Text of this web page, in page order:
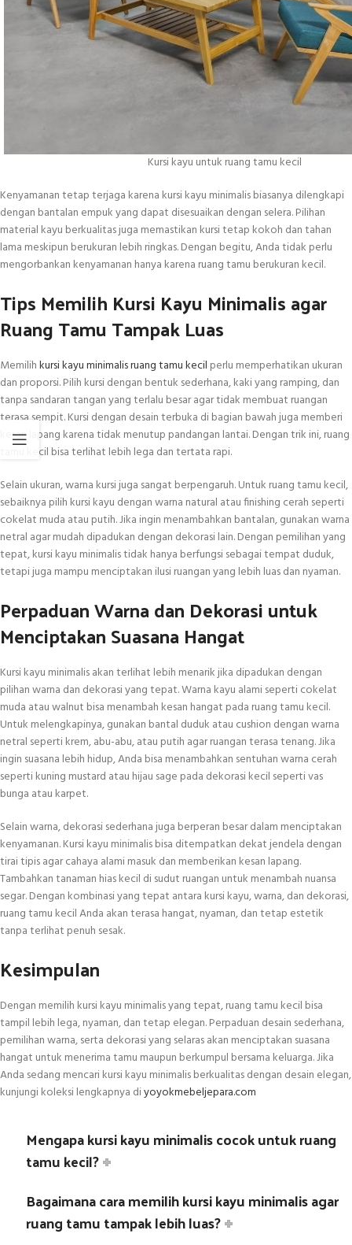
Kursi kayu untuk ruang tamu kecil
Kenyamanan tetap terjaga karena kursi kayu minimalis biasanya dilengkapi
dengan bantalan empuk yang dapat disesuaikan dengan selera. Pilihan
material kayu berkualitas juga memastikan kursi tetap kokoh dan tahan
lama meskipun berukuran lebih ringkas. Dengan begitu, Anda tidak perlu
mengorbankan kenyamanan hanya karena ruang tamu berukuran kecil.
Tips Memilih Kursi Kayu Minimalis agar
Ruang Tamu Tampak Luas
Memilihkursi kayu minimalis ruang tamu kecil perlu memperhatikan ukuran
dan proporsi. Pilih kursi dengan bentuk sederhana, kaki yang ramping, dan
tanpa sandaran tangan yang terlalu besar agar tidak membuat ruangan
terasa sempit. Kursi dengan desain terbuka di bagian bawah juga memberi
kesan lapang karena tidak menutup pandangan lantai. Dengan trik ini, ruang
tamu kecil bisa terlihat lebih lega dan tertata rapi.
Selain ukuran, warna kursi juga sangat berpengaruh. Untuk ruang tamu kecil,
sebaiknya pilih kursi kayu dengan warna natural atau finishing cerah seperti
cokelat muda atau putih. Jika ingin menambahkan bantalan, gunakan warna
netral agar mudah dipadukan dengan dekorasi lain. Dengan pemilihan yang
tepat, kursi kayu minimalis tidak hanya berfungsi sebagai tempat duduk,
tetapi juga mampu menciptakan ilusi ruangan yang lebih luas dan nyaman.
Perpaduan Warna dan Dekorasi untuk
Menciptakan Suasana Hangat
Kursi kayu minimalis akan terlihat lebih menarik jika dipadukan dengan
pilihan warna dan dekorasi yang tepat. Warna kayu alami seperti cokelat
muda atau walnut bisa menambah kesan hangat pada ruang tamu kecil.
Untuk melengkapinya, gunakan bantal duduk atau cushion dengan warna
netral seperti krem, abu-abu, atau putih agar ruangan terasa tenang. Jika
ingin suasana lebih hidup, Anda bisa menambahkan sentuhan warna cerah
seperti kuning mustard atau hijau sage pada dekorasi kecil seperti vas
bunga atau karpet.
Selain warna, dekorasi sederhana juga berperan besar dalam menciptakan
kenyamanan. Kursi kayu minimalis bisa ditempatkan dekat jendela dengan
tirai tipis agar cahaya alami masuk dan memberikan kesan lapang.
Tambahkan tanaman hias kecil di sudut ruangan untuk menambah nuansa
segar. Dengan kombinasi yang tepat antara kursi kayu, warna, dan dekorasi,
ruang tamu kecil Anda akan terasa hangat, nyaman, dan tetap estetik
tanpa terlihat penuh sesak.
Kesimpulan
Dengan memilih kursi kayu minimalis yang tepat, ruang tamu kecil bisa
tampil lebih lega, nyaman, dan tetap elegan. Perpaduan desain sederhana,
pemilihan warna, serta dekorasi yang selaras akan menciptakan suasana
hangat untuk menerima tamu maupun berkumpul bersama keluarga. Jika
Anda sedang mencari kursi kayu minimalis berkualitas dengan desain elegan,
kunjungi koleksi lengkapnya diyoyokmebeljepara.com
Mengapa kursi kayu minimalis cocok untuk ruang
tamu kecil?
Bagaimana cara memilih kursi kayu minimalis agar
ruang tamu tampak lebih luas?